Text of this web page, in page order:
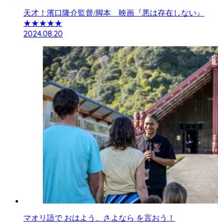
天才！濱口隆介監督/脚本 映画『悪は存在しない』
★★★★★
2024.08.20
マオリ語で おはよう、さよなら を言おう！